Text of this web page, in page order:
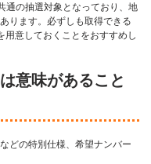
通の抽選対象となっており、地
ります。必ずしも取得できる
用意しておくことをおすすめし
意味があること
どの特別仕様、希望ナンバー